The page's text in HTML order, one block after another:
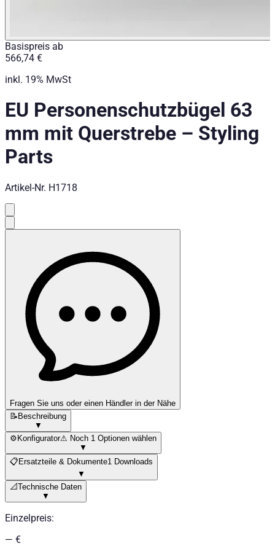
Basispreis ab
566,74 €
inkl. 19% MwSt
EU Personenschutzbügel 63
mm mit Querstrebe – Styling
Parts
Artikel-Nr. H1718
Fragen Sie uns oder einen Händler in der Nähe
📝Beschreibung
▼
⚙️Konfigurator⚠ Noch 1 Optionen wählen
▼
📋Ersatzteile & Dokumente1 Downloads
▼
📐Technische Daten
▼
Einzelpreis:
— €